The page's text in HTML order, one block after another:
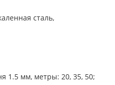
сталь,
1.5 мм, метры: 20, 35, 50;